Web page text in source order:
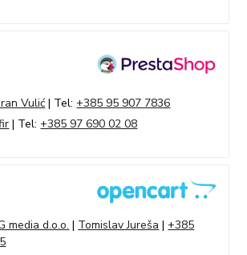
Vulić | Tel:+385 95 907 7836
| Tel:+385 97 690 02 08
media d.o.o. | Tomislav Jureša |+385